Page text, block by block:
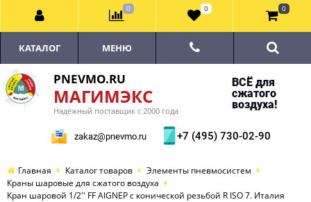
PNEVMO.RU
МАГИМЭКС
Надёжный поставщик с 2000 года
ВСЁ для
сжатого
воздуха!
zakaz@pnevmo.ru +7 (495) 730-02-90
КАТАЛОГ МЕНЮ
Главная Каталог товаров
Элементы пневмосистем
Краны шаровые для сжатого воздуха
Кран шаровой 1/2'' FF AIGNEP c конической резьбой R ISO 7. Италия
0 0 0